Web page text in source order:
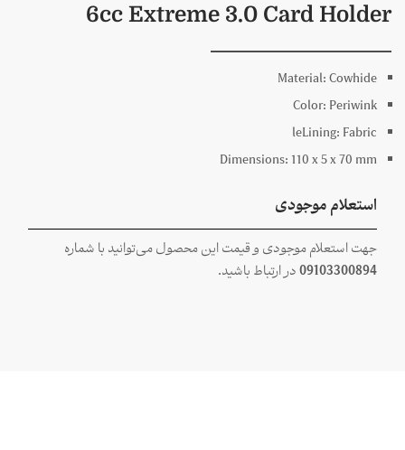
6cc Extreme 3.0 Card Holder
Material:Cowhide
Color: Periwink
leLining: Fabric
Dimensions:110 x5 x70 mm
استعلام موجودی
جهت استعلام موجودی و قیمت این محصول می‌توانید با شماره
09103300894در ارتباط باشید.